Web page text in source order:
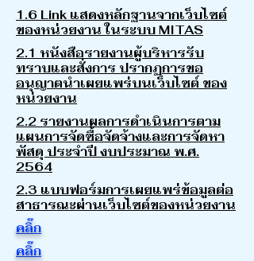
1.6 Link แสดงหลักฐานจากเว็บไซต์
ของหน่วยงาน ในระบบ MITAS
2.1 หนังสือรายงานผู้บริหารรับ
ทราบและสั่งการ ปรากฏการขอ
อนุญาตนำเผยแพร่บนเว็บไซต์ ของ
หน่วยงาน
2.2 รายงานผลการดำเนินการตาม
แผนการจัดซื้อจัดจ้างและการจัดหา
พัสดุ ประจำปี งบประมาณ พ.ศ.
2564
2.3 แบบฟอร์มการเผยแพร่ข้อมูลต่อ
สาธารณะผ่านเว็บไซต์ของหน่วยงาน
คลิ๊ก
คลิ๊ก